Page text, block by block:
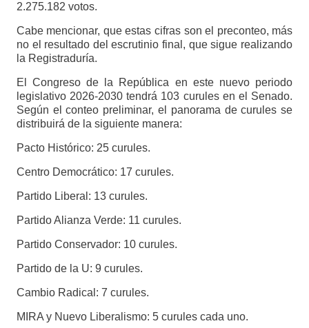
2.275.182 votos.
Cabe mencionar, que estas cifras son el preconteo, más
no el resultado del escrutinio final, que sigue realizando
la Registraduría.
El Congreso de la República en este nuevo periodo
legislativo 2026-2030 tendrá 103 curules en el Senado.
Según el conteo preliminar, el panorama de curules se
distribuirá de la siguiente manera:
Pacto Histórico: 25 curules.
Centro Democrático: 17 curules.
Partido Liberal: 13 curules.
Partido Alianza Verde: 11 curules.
Partido Conservador: 10 curules.
Partido de la U: 9 curules.
Cambio Radical: 7 curules.
MIRA y Nuevo Liberalismo: 5 curules cada uno.